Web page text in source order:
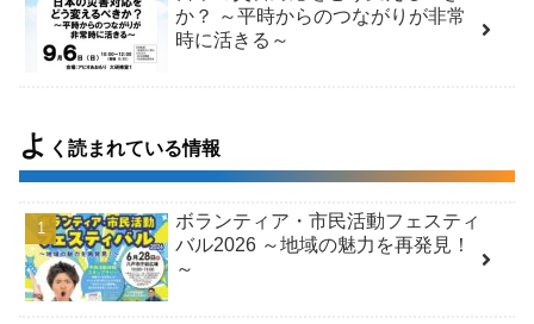
か？ ～平時からのつながりが非常
時に活きる～
よ く読まれている情報
ボランティア・市民活動フェスティ
バル2026 ～地域の魅力を再発見！
～